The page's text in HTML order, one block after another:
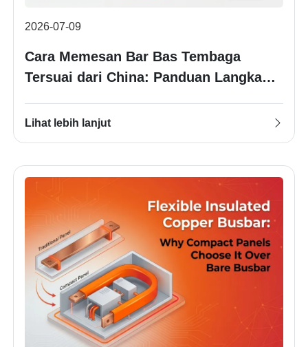
2026-07-09
Cara Memesan Bar Bas Tembaga
Tersuai dari China: Panduan Langkah
Penghantaran
Lihat lebih lanjut